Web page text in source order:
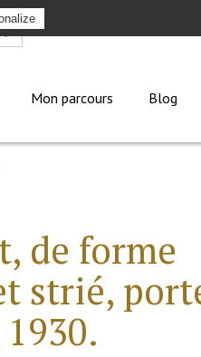
Mon parcours Blog
de forme
strié,